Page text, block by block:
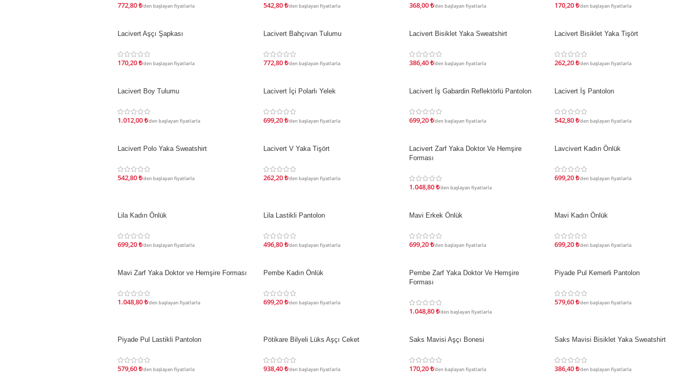
772,80₺'den başlayan fiyatlarla 542,80₺'den başlayan fiyatlarla 368,00₺'den başlayan fiyatlarla 170,20₺'den başlayan fiyatlarla
İNDIRIM
Lacivert Aşçı Şapkası
170,20₺'den başlayan fiyatlarla
İNDIRIM
Lacivert Bahçıvan Tulumu
772,80₺'den başlayan fiyatlarla
İNDIRIM
Lacivert Bisiklet Yaka Sweatshirt
386,40₺'den başlayan fiyatlarla
İNDIRIM
Lacivert Bisiklet Yaka Tişört
262,20₺'den başlayan fiyatlarla
İNDIRIM
Lacivert Boy Tulumu
1.012,00₺'den başlayan fiyatlarla
İNDIRIM
Lacivert İçi Polarlı Yelek
699,20₺'den başlayan fiyatlarla
İNDIRIM
Lacivert İş Gabardin Reflektörlü Pantolon
699,20₺'den başlayan fiyatlarla
İNDIRIM
Lacivert İş Pantolon
542,80₺'den başlayan fiyatlarla
İNDIRIM
Lacivert Polo Yaka Sweatshirt
542,80₺'den başlayan fiyatlarla
İNDIRIM
Lacivert V Yaka Tişört
262,20₺'den başlayan fiyatlarla
İNDIRIM
Lacivert Zarf Yaka Doktor Ve Hemşire
Forması
1.048,80₺'den başlayan fiyatlarla
İNDIRIM
Lavcivert Kadın Önlük
699,20₺'den başlayan fiyatlarla
İNDIRIM
Lila Kadın Önlük
699,20₺'den başlayan fiyatlarla
İNDIRIM
Lila Lastikli Pantolon
496,80₺'den başlayan fiyatlarla
İNDIRIM
Mavi Erkek Önlük
699,20₺'den başlayan fiyatlarla
İNDIRIM
Mavi Kadın Önlük
699,20₺'den başlayan fiyatlarla
İNDIRIM
Mavi Zarf Yaka Doktor ve Hemşire Forması
1.048,80₺'den başlayan fiyatlarla
İNDIRIM
Pembe Kadın Önlük
699,20₺'den başlayan fiyatlarla
İNDIRIM
Pembe Zarf Yaka Doktor Ve Hemşire
Forması
1.048,80₺'den başlayan fiyatlarla
İNDIRIM
Piyade Pul Kemerli Pantolon
579,60₺'den başlayan fiyatlarla
İNDIRIM
Piyade Pul Lastikli Pantolon
579,60₺'den başlayan fiyatlarla
İNDIRIM
Pötikare Bilyeli Lüks Aşçı Ceket
938,40₺'den başlayan fiyatlarla
İNDIRIM
Saks Mavisi Aşçı Bonesi
170,20₺'den başlayan fiyatlarla
İNDIRIM
Saks Mavisi Bisiklet Yaka Sweatshirt
386,40₺'den başlayan fiyatlarla